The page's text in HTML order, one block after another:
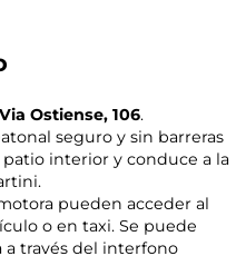
Via Ostiense, 106.
seguro y sin barreras
interior y conduce a la
pueden acceder al
o en taxi. Se puede
a través del interfono